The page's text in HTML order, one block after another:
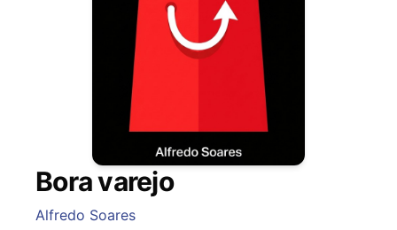
Bora varejo
Alfredo Soares